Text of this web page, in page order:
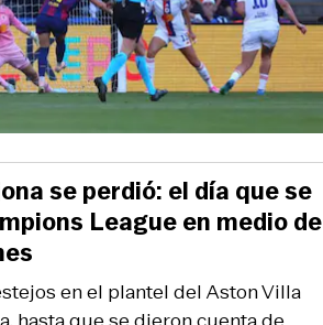
en el plantel del Aston Villa
se perdió: el día que se
League en medio de